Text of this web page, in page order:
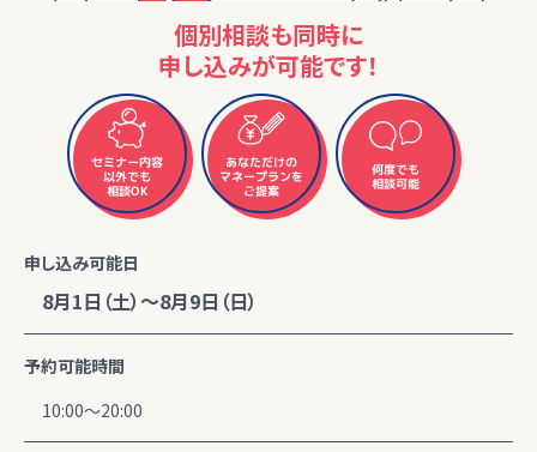
個別相談も同時に
申し込みが可能です！
セミナー内容
以外でも
相談OK
あなただけの
マネープランを
ご提案
何度でも
相談可能
申し込み可能日
8月1日（土）～8月9日（日）
予約可能時間
10:00～20:00